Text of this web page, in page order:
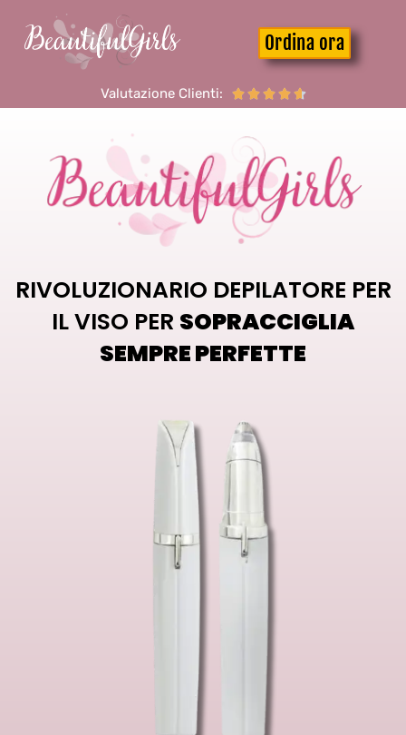
Ordina ora
Valutazione Clienti:     
RIVOLUZIONARIO DEPILATORE PER
IL VISO PER SOPRACCIGLIA
SEMPRE PERFETTE